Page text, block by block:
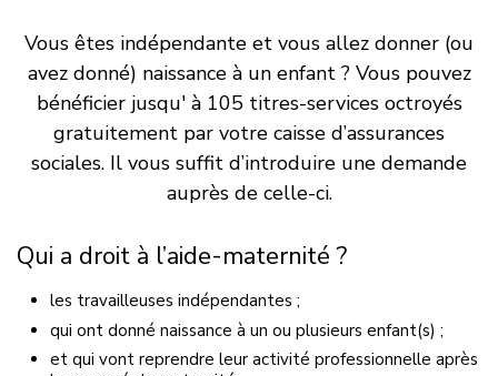
Vous êtes indépendante et vous allez donner (ou
avez donné) naissance à un enfant ? Vous pouvez
bénéficier jusqu' à 105 titres-services octroyés
gratuitement par votre caisse d’assurances
sociales. Il vous suffit d’introduire une demande
auprès de celle-ci.
Qui a droit à l’aide-maternité ?
les travailleuses indépendantes ;
qui ont donné naissance à un ou plusieurs enfant(s) ;
et qui vont reprendre leur activité professionnelle après